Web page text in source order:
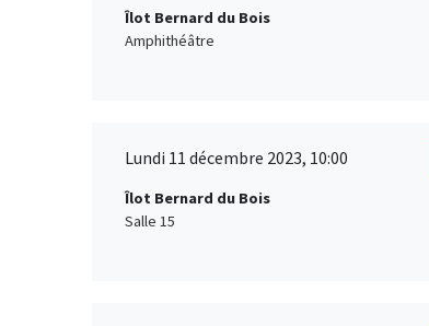
Îlot Bernard du Bois
Amphithéâtre
Lundi 11 décembre 2023, 10:00
Îlot Bernard du Bois
Salle 15